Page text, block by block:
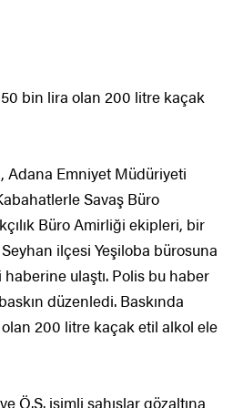
50 bin lira olan 200 litre kaçak
Adana Emniyet Müdüriyeti
Savaş Büro
Büro Amirliği ekipleri, bir
ilçesi Yeşiloba bürosuna
ulaştı. Polis bu haber
düzenledi. Baskında
200 litre kaçak etil alkol ele
Ö.S. isimli şahıslar gözaltına